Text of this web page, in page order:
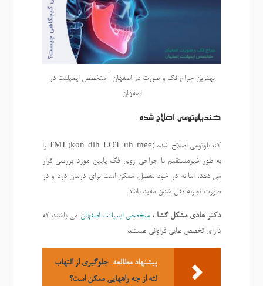
بهترین جراح فک و صورت در اصفهان | متخصص ایمپلنت در
اصفهان
کندیلوتومی اصلاح شده
کندیلوتومی اصلاح شده (kon-dih-LOT-uh-mee) TMJ را
به طور غیرمستقیم با جراحی روی فک پایین مورد بررسی قرار
می دهد، اما نه در خود مفصل. ممکن است برای درمان درد و در
صورت تجربه قفل شدن مفید باشد.
دکتر هادی مشکل گشا ، متخصص ایمپلنت اصفهان می باشند که
دارای تخصص هایی فراوانی هستند.
پیشنهاد مطالعه جلوگیری از التهاب
لثه از جه راههایی ممکن است؟